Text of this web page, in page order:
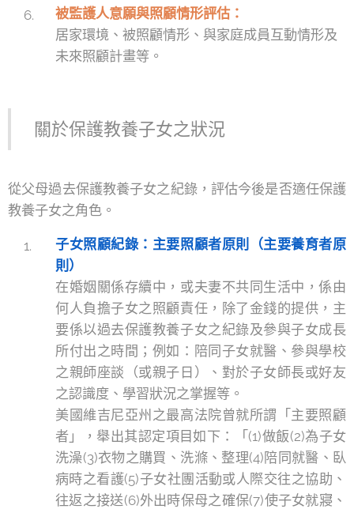
被監護人意願與照顧情形評估：
居家環境、被照顧情形、與家庭成員互動情形及
未來照顧計畫等。
關於保護教養子女之狀況
從父母過去保護教養子女之紀錄，評估今後是否適任保護
教養子女之角色。
子女照顧紀錄：主要照顧者原則（主要養育者原
則）
在婚姻關係存續中，或夫妻不共同生活中，係由
何人負擔子女之照顧責任，除了金錢的提供，主
要係以過去保護教養子女之紀錄及參與子女成長
所付出之時間；例如：陪同子女就醫、參與學校
之親師座談（或親子日）、對於子女師長或好友
之認識度、學習狀況之掌握等。
美國維吉尼亞州之最高法院曾就所謂「主要照顧
者」，舉出其認定項目如下：「(1)做飯(2)為子女
洗澡(3)衣物之購買、洗滌、整理(4)陪同就醫、臥
病時之看護(5)子女社團活動或人際交往之協助、
往返之接送(6)外出時保母之確保(7)使子女就寢、